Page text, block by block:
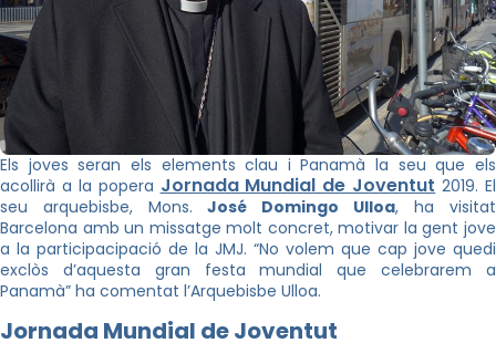
Els joves seran els elements clau i Panamà la seu que els
acollirà a la popera Jornada Mundial de Joventut 2019. El
seu arquebisbe, Mons. José Domingo Ulloa, ha visitat
Barcelona amb un missatge molt concret, motivar la gent jove
a la participacipació de la JMJ. “No volem que cap jove quedi
exclòs d’aquesta gran festa mundial que celebrarem a
Panamà” ha comentat l’Arquebisbe Ulloa.
Jornada Mundial de Joventut